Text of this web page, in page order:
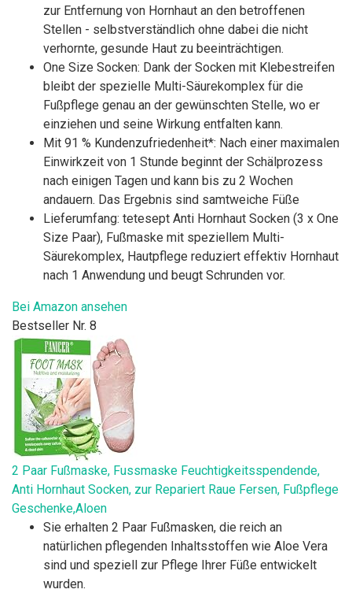
zur Entfernung von Hornhaut an den betroffenen
Stellen - selbstverständlich ohne dabei die nicht
verhornte, gesunde Haut zu beeinträchtigen.
One Size Socken: Dank der Socken mit Klebestreifen
bleibt der spezielle Multi-Säurekomplex für die
Fußpflege genau an der gewünschten Stelle, wo er
einziehen und seine Wirkung entfalten kann.
Mit 91 % Kundenzufriedenheit*: Nach einer maximalen
Einwirkzeit von 1 Stunde beginnt der Schälprozess
nach einigen Tagen und kann bis zu 2 Wochen
andauern. Das Ergebnis sind samtweiche Füße
Lieferumfang: tetesept Anti Hornhaut Socken (3 x One
Size Paar), Fußmaske mit speziellem Multi-
Säurekomplex, Hautpflege reduziert effektiv Hornhaut
nach 1 Anwendung und beugt Schrunden vor.
Bei Amazon ansehen
Bestseller Nr. 8
2 Paar Fußmaske, Fussmaske Feuchtigkeitsspendende,
Anti Hornhaut Socken, zur Repariert Raue Fersen, Fußpflege
Geschenke,Aloen
Sie erhalten 2 Paar Fußmasken, die reich an
natürlichen pflegenden Inhaltsstoffen wie Aloe Vera
sind und speziell zur Pflege Ihrer Füße entwickelt
wurden.